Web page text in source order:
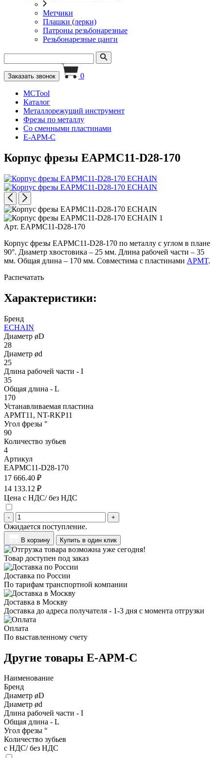
Метчики
Плашки (лерки)
Патроны резьбонарезные
Резьбонарезные цанги
Заказать звонок 0
MCTool
Каталог
Металлорежущий инструмент
Фрезы по металлу
Со сменными пластинами
E-APM-C
Корпус фрезы EAPMC11-D28-170
Арт. EAPMC11-D28-170
Корпус фрезы EAPMC11-D28-170 по металлу с углом в плане
90°. Диаметр хвостовика – 25 мм. Длина рабочей части – 35
мм. Общая длина – 170 мм. Совместима с пластинами APMT.
Распечатать
Характеристики:
Бренд
ECHAIN
Диаметр øD
28
Диаметр ød
25
Длина рабочей части - I
35
Общая длина - L
170
Устанавливаемая пластина
APMT11, NT-RKP11
Угол фрезы °
90
Количество зубьев
4
Артикул
EAPMC11-D28-170
17 666.40 ₽
14 133.12 ₽
Цена с НДС/ без НДС
- +
Ожидается поступление.
В корзину Купить в один клик
Товар доступен под заказ
Доставка по России
По тарифам транспортной компании
Доставка в Москву
Доставка до адреса получателя - 1-3 дня с момента отгрузки
Оплата
По выставленному счету
Другие товары E-APM-C
Наименование
Бренд
Диаметр øD
Диаметр ød
Длина рабочей части - I
Общая длина - L
Угол фрезы °
Количество зубьев
с НДС/ без НДС